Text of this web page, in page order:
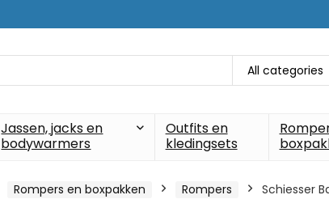
All categories
Jassen, jacks en
bodywarmers
Outfits en
kledingsets
Rompers en boxpakken Rompers Schiesser